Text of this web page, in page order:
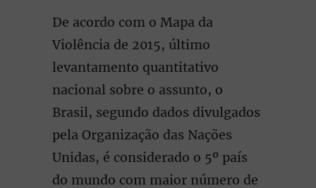
De acordo com o Mapa da
Violência de 2015, último
levantamento quantitativo
nacional sobre o assunto, o
Brasil, segundo dados divulgados
pela Organização das Nações
Unidas, é considerado o 5º país
do mundo com maior número de